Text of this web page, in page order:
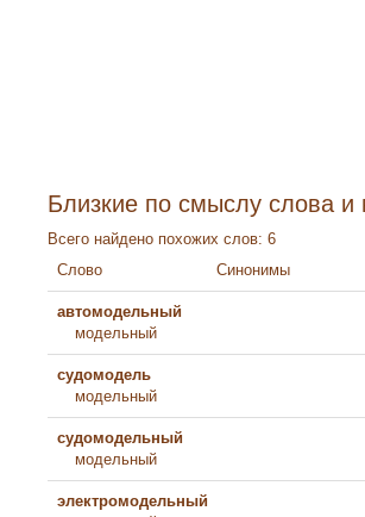
Близкие по смыслу слова и
Всего найдено похожих слов: 6
Слово
Синонимы
автомодельный
модельный
судомодель
модельный
судомодельный
модельный
электромодельный